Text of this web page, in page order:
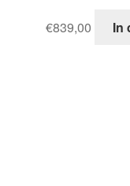
€839,00 In